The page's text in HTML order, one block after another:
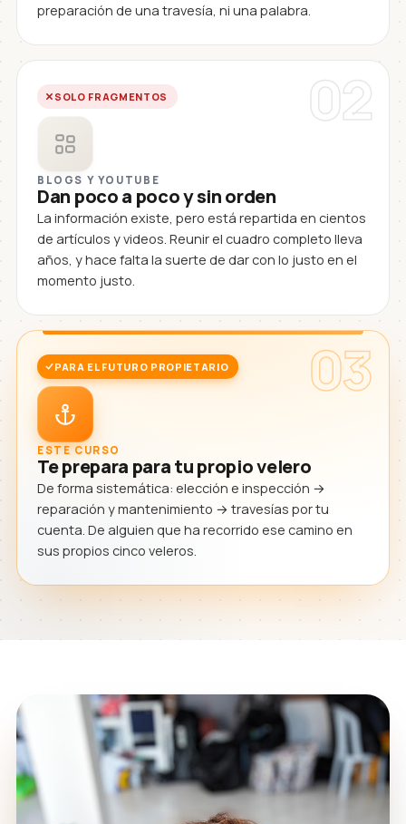
preparación de una travesía, ni una palabra.
02
SOLO FRAGMENTOS
BLOGS Y YOUTUBE
Dan poco a poco y sin orden
La información existe, pero está repartida en cientos
de artículos y videos. Reunir el cuadro completo lleva
años, y hace falta la suerte de dar con lo justo en el
momento justo.
03
PARA EL FUTURO PROPIETARIO
ESTE CURSO
Te prepara para tu propio velero
De forma sistemática: elección e inspección →
reparación y mantenimiento → travesías por tu
cuenta. De alguien que ha recorrido ese camino en
sus propios cinco veleros.